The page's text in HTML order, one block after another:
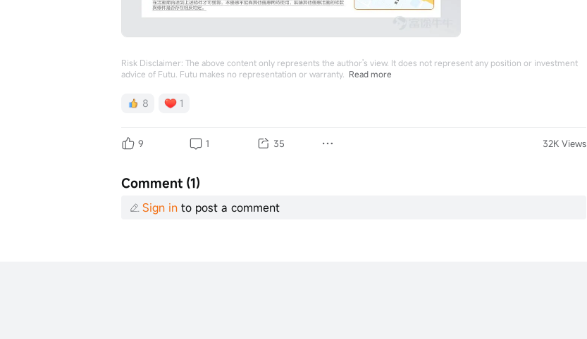
Risk Disclaimer: The above content only represents the author's view. It does not represent any position or investment
advice of Futu. Futu makes no representation or warranty. Read more
8 1
9 1 35 32K Views
Comment (1)
Sign in to post a comment